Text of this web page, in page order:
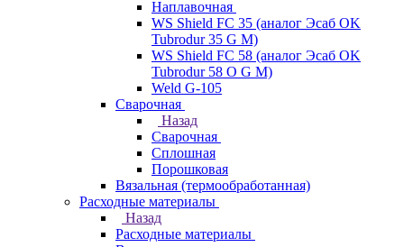
Наплавочная
WS Shield FC 35 (аналог Эсаб OK
Tubrodur 35 G M)
WS Shield FC 58 (аналог Эсаб OK
Tubrodur 58 O G M)
Weld G-105
Сварочная
Назад
Сварочная
Сплошная
Порошковая
Вязальная (термообработанная)
Расходные материалы
Назад
Расходные материалы